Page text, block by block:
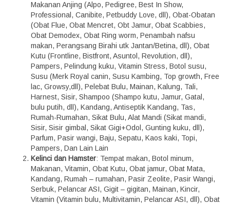
Makanan Anjing (Alpo, Pedigree, Best In Show,
Professional, Canibite, Petbuddy Love, dll), Obat-Obatan
(Obat Flue, Obat Mencret, Obt Jamur, Obat Scabbies,
Obat Demodex, Obat Ring worm, Penambah nafsu
makan, Perangsang Birahi utk Jantan/Betina, dll), Obat
Kutu (Frontline, Bistfront, Asuntol, Revolution, dll),
Pampers, Pelindung kuku, Vitamin Stress, Botol susu,
Susu (Merk Royal canin, Susu Kambing, Top growth, Free
lac, Growsy,dll), Pelebat Bulu, Mainan, Kalung, Tali,
Harnest, Sisir, Shampoo (Shampo kutu, Jamur, Gatal,
bulu putih, dll), Kandang, Antiseptik Kandang, Tas,
Rumah-Rumahan, Sikat Bulu, Alat Mandi (Sikat mandi,
Sisir, Sisir gimbal, Sikat Gigi+Odol, Gunting kuku, dll),
Parfum, Pasir wangi, Baju, Sepatu, Kaos kaki, Topi,
Pampers, Dan Lain Lain
Kelinci dan Hamster: Tempat makan, Botol minum,
Makanan, Vitamin, Obat Kutu, Obat jamur, Obat Mata,
Kandang, Rumah – rumahan, Pasir Zeolite, Pasir Wangi,
Serbuk, Pelancar ASI, Gigit – gigitan, Mainan, Kincir,
Vitamin (Vitamin bulu, Multivitamin, Pelancar ASI, dll), Obat